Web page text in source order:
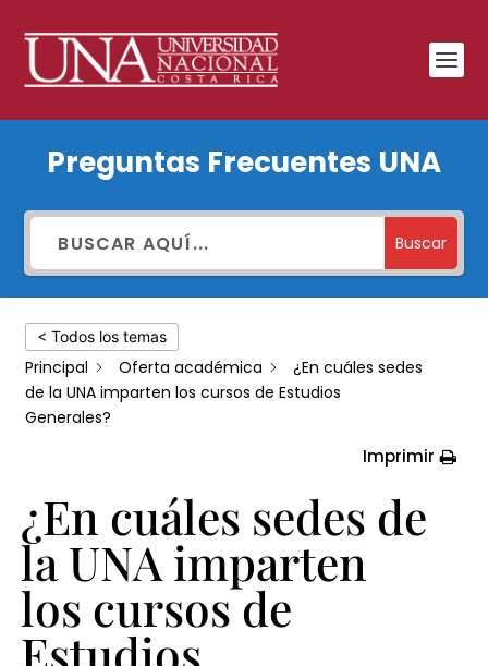
cuáles
sedes
UNA
imparten
los
cursos
Estudios
Generales?
Preguntas Frecuentes UNA
Buscar
< Todos los temas
Principal Oferta académica
¿En cuáles sedes
de la UNA imparten los cursos de Estudios
Generales?
Imprimir
¿En cuáles sedes de
la UNA imparten
los cursos de
Estudios